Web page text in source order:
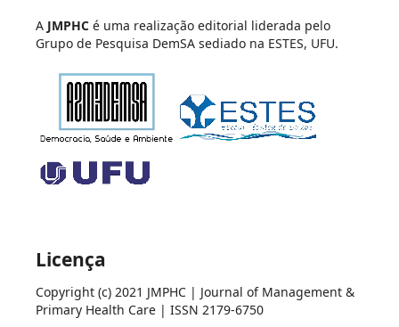
A JMPHCé uma realização editorial liderada pelo
Grupo de Pesquisa DemSA sediado na ESTES, UFU.
Licença
Copyright (c) 2021 JMPHC | Journal of Management &
Primary Health Care | ISSN 2179-6750